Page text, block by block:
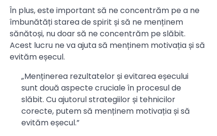
În plus, este important să ne concentrăm pe a ne
îmbunătăți starea de spirit și să ne menținem
sănătoși, nu doar să ne concentrăm pe slăbit.
Acest lucru ne va ajuta să menținem motivația și să
evităm eșecul.
„Menținerea rezultatelor și evitarea eșecului
sunt două aspecte cruciale în procesul de
slăbit. Cu ajutorul strategiilor și tehnicilor
corecte, putem să menținem motivația și să
evităm eșecul.”